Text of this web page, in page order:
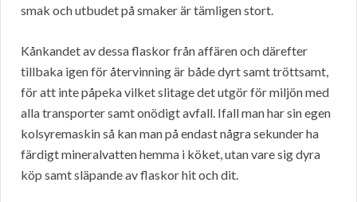
smak och utbudet på smaker är tämligen stort.
Kånkandet av dessa flaskor från affären och därefter
tillbaka igen för återvinning är både dyrt samt tröttsamt,
för att inte påpeka vilket slitage det utgör för miljön med
alla transporter samt onödigt avfall. Ifall man har sin egen
kolsyremaskin så kan man på endast några sekunder ha
färdigt mineralvatten hemma i köket, utan vare sig dyra
köp samt släpande av flaskor hit och dit.